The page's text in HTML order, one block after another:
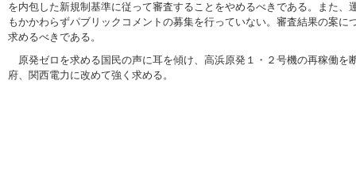
を内包した新規制基準に従って審査することをやめるべきである。また、
もかかわらずパブリックコメントの募集を行っていない。審査結果の案に
求めるべきである。
原発ゼロを求める国民の声に耳を傾け、高浜原発１・２号機の再稼働を
府、関西電力に改めて強く求める。